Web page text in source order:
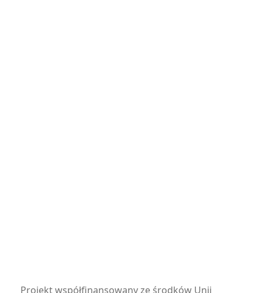
Projekt współfinansowany ze środków Unii